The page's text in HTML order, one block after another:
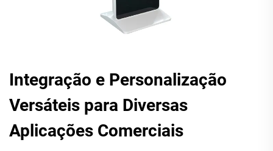
Integração e Personalização
Versáteis para Diversas
Aplicações Comerciais